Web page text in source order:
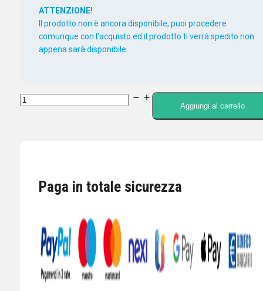
ATTENZIONE!
Il prodotto non è ancora disponibile, puoi procedere
comunque con l'acquisto ed il prodotto ti verrà spedito non
appena sarà disponibile.
TELECOM
MOBILE
quantità
Aggiungi al carrello
Paga in totale sicurezza